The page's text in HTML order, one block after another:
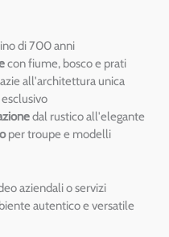
di 700 anni
con fiume, bosco e prati
all'architettura unica
dal rustico all'elegante
per troupe e modelli
aziendali o servizi
autentico e versatile